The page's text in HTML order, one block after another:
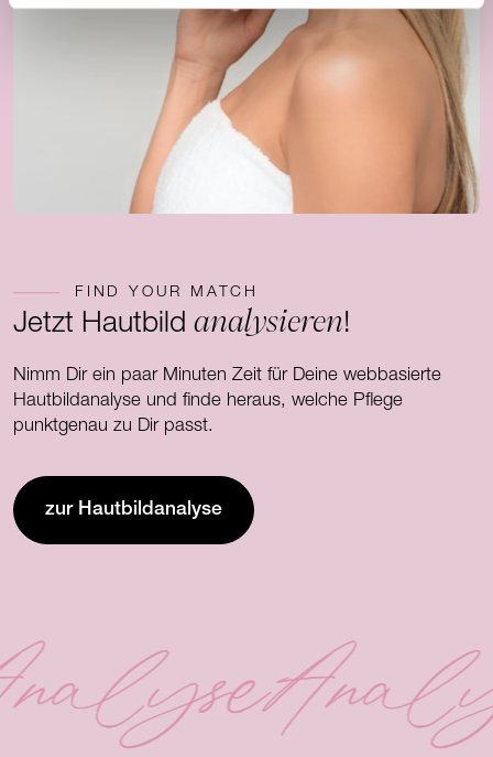
FIND YOUR MATCH
Jetzt Hautbildanalysieren!
Nimm Dir ein paar Minuten Zeit für Deine webbasierte
Hautbildanalyse und finde heraus, welche Pflege
punktgenau zu Dir passt.
zur Hautbildanalyse